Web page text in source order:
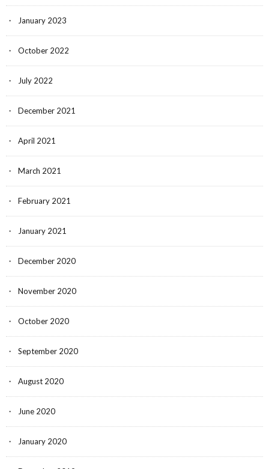
January 2023
October 2022
July 2022
December 2021
April 2021
March 2021
February 2021
January 2021
December 2020
November 2020
October 2020
September 2020
August 2020
June 2020
January 2020